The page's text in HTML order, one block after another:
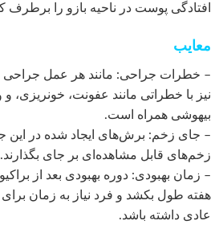
افتادگی پوست در ناحیه بازو را برطرف
معایب
– خطرات جراحی: مانند هر عمل جراحی
نیز با خطراتی مانند عفونت، خونریزی،
بیهوشی همراه است.
– جای زخم: برش‌های ایجاد شده در
زخم‌های قابل مشاهده‌ای بر جای بگذارند.
– زمان بهبودی: دوره بهبودی بعد از
هفته طول بکشد و فرد نیاز به زمان
عادی داشته باشد.